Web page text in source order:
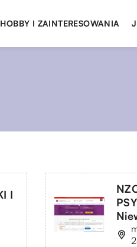
HOBBY I ZAINTERESOWANIA
I